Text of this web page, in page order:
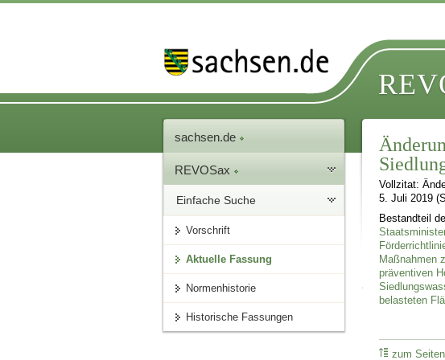
sachsen.de
REVOSax
Einfache Suche
Vorschrift
Aktuelle Fassung
Normenhistorie
Historische Fassungen
Vollzitat:
5. Juli 2019
Bestandteil
Maßnahmen
präventiven
belasteten
zum